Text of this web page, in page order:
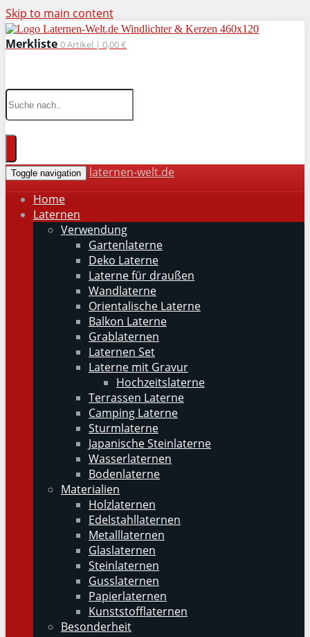
Skip to main content
Merkliste 0Artikel | 0,00 €
Toggle navigation
laternen-welt.de
Home
Laternen
Verwendung
Gartenlaterne
Deko Laterne
Laterne für draußen
Wandlaterne
Orientalische Laterne
Balkon Laterne
Grablaternen
Laternen Set
Laterne mit Gravur
Hochzeitslaterne
Terrassen Laterne
Camping Laterne
Sturmlaterne
Japanische Steinlaterne
Wasserlaternen
Bodenlaterne
Materialien
Holzlaternen
Edelstahllaternen
Metalllaternen
Glaslaternen
Steinlaternen
Gusslaternen
Papierlaternen
Kunststofflaternen
Besonderheit